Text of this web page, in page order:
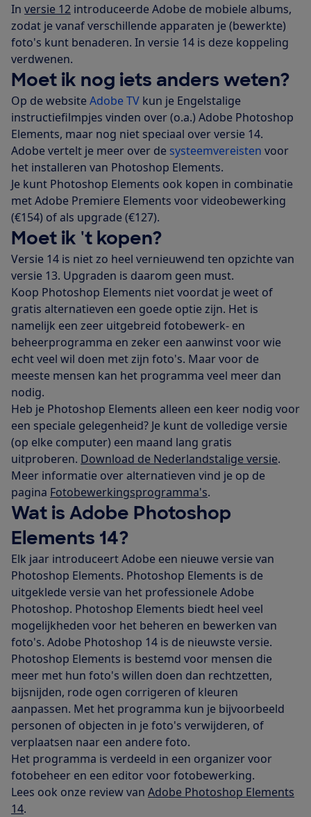
In versie 12 introduceerde Adobe de mobiele albums,
zodat je vanaf verschillende apparaten je (bewerkte)
foto's kunt benaderen. In versie 14 is deze koppeling
verdwenen.
Moet ik nog iets anders weten?
Op de websiteAdobe TV kun je Engelstalige
instructiefilmpjes vinden over (o.a.) Adobe Photoshop
Elements, maar nog niet speciaal over versie 14.
Adobe vertelt je meer over de systeemvereisten voor
het installeren van Photoshop Elements.
Je kunt Photoshop Elements ook kopen in combinatie
met Adobe Premiere Elements voor videobewerking
(€154) of als upgrade (€127).
Moet ik 't kopen?
Versie 14 is niet zo heel vernieuwend ten opzichte van
versie 13. Upgraden is daarom geen must.
Koop Photoshop Elements niet voordat je weet of
gratis alternatieven een goede optie zijn. Het is
namelijk een zeer uitgebreid fotobewerk- en
beheerprogramma en zeker een aanwinst voor wie
echt veel wil doen met zijn foto's. Maar voor de
meeste mensen kan het programma veel meer dan
nodig.
Heb je Photoshop Elements alleen een keer nodig voor
een speciale gelegenheid? Je kunt de volledige versie
(op elke computer) een maand lang gratis
uitproberen. Download de Nederlandstalige versie.
Meer informatie over alternatieven vind je op de
pagina Fotobewerkingsprogramma's.
Wat is Adobe Photoshop
Elements 14?
Elk jaar introduceert Adobe een nieuwe versie van
Photoshop Elements. Photoshop Elements is de
uitgeklede versie van het professionele Adobe
Photoshop. Photoshop Elements biedt heel veel
mogelijkheden voor het beheren en bewerken van
foto's. Adobe Photoshop 14 is de nieuwste versie.
Photoshop Elements is bestemd voor mensen die
meer met hun foto's willen doen dan rechtzetten,
bijsnijden, rode ogen corrigeren of kleuren
aanpassen. Met het programma kun je bijvoorbeeld
personen of objecten in je foto's verwijderen, of
verplaatsen naar een andere foto.
Het programma is verdeeld in een organizer voor
fotobeheer en een editor voor fotobewerking.
Lees ook onze review van Adobe Photoshop Elements
14.